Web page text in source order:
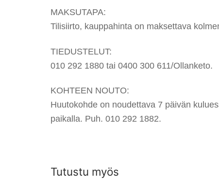
MAKSUTAPA:
Tilisiirto, kauppahinta on maksettava
TIEDUSTELUT:
010 292 1880 tai 0400 300 611/Ollanketo.
KOHTEEN NOUTO:
Huutokohde on noudettava 7 päivän
paikalla. Puh. 010 292 1882.
Tutustu myös